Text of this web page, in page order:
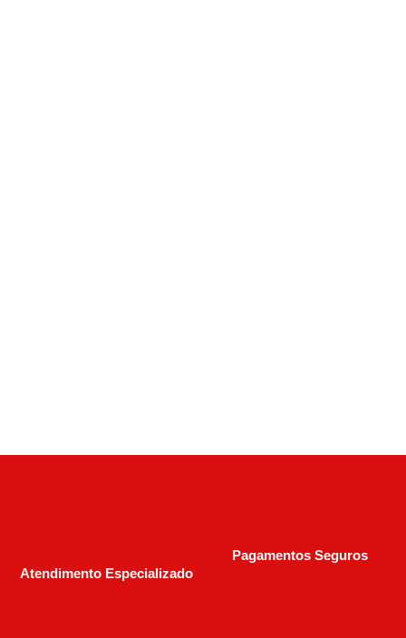
Atendimento Especializado
Pagamentos Seguros